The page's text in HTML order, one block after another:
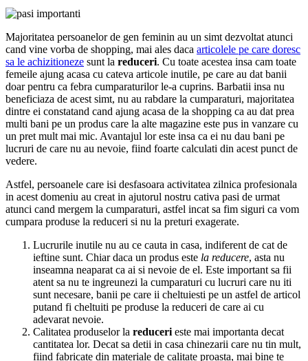
Majoritatea persoanelor de gen feminin au un simt dezvoltat atunci
cand vine vorba de shopping, mai ales daca articolele pe care doresc
sa le achizitioneze sunt la reduceri. Cu toate acestea insa cam toate
femeile ajung acasa cu cateva articole inutile, pe care au dat banii
doar pentru ca febra cumparaturilor le-a cuprins. Barbatii insa nu
beneficiaza de acest simt, nu au rabdare la cumparaturi, majoritatea
dintre ei constatand cand ajung acasa de la shopping ca au dat prea
multi bani pe un produs care la alte magazine este pus in vanzare cu
un pret mult mai mic. Avantajul lor este insa ca ei nu dau bani pe
lucruri de care nu au nevoie, fiind foarte calculati din acest punct de
vedere.
Astfel, persoanele care isi desfasoara activitatea zilnica profesionala
in acest domeniu au creat in ajutorul nostru cativa pasi de urmat
atunci cand mergem la cumparaturi, astfel incat sa fim siguri ca vom
cumpara produse la reduceri si nu la preturi exagerate.
Lucrurile inutile nu au ce cauta in casa, indiferent de cat de
ieftine sunt. Chiar daca un produs este la reducere, asta nu
inseamna neaparat ca ai si nevoie de el. Este important sa fii
atent sa nu te ingreunezi la cumparaturi cu lucruri care nu iti
sunt necesare, banii pe care ii cheltuiesti pe un astfel de articol
putand fi cheltuiti pe produse la reduceri de care ai cu
adevarat nevoie.
Calitatea produselor la reduceri este mai importanta decat
cantitatea lor. Decat sa detii in casa chinezarii care nu tin mult,
fiind fabricate din materiale de calitate proasta, mai bine te